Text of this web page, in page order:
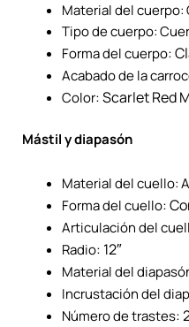
Material del cuerpo:
Tipo de cuerpo:
Forma del cuerpo:
Acabado de la
Color: Scarlet Red
Mástil y diapasón
Material del cuello:
Forma del cuello:
Articulación del
Radio: 12″
Material del
Incrustación del
Número de trastes: